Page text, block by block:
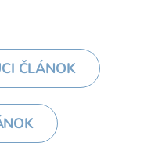
ČLÁNOK